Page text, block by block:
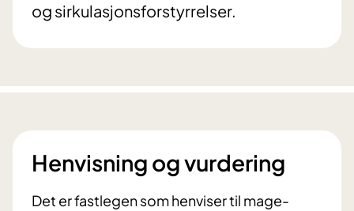
og sirkulasjonsforstyrrelser.
Henvisning og vurdering
Det er fastlegen som henviser til mage-